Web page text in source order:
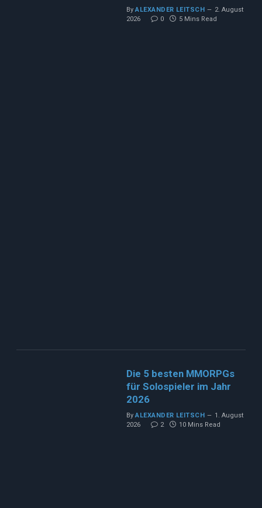
By ALEXANDER LEITSCH
2. August
2026
0 5 Mins Read
Die 5 besten MMORPGs
für Solospieler im Jahr
2026
By ALEXANDER LEITSCH
1. August
2026
2 10 Mins Read